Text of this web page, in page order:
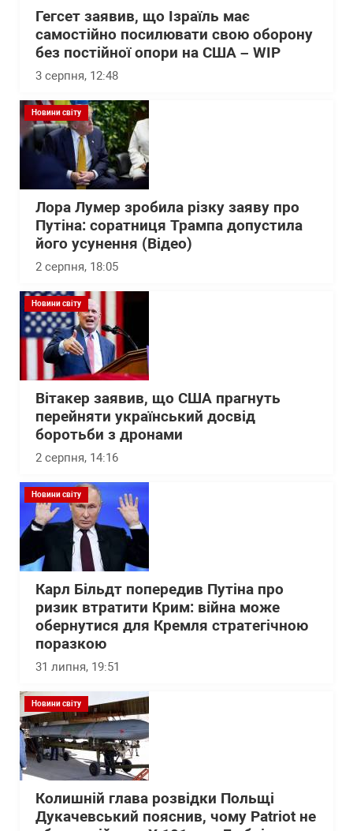
Гегсет заявив, що Ізраїль має
самостійно посилювати свою оборону
без постійної опори на США – WІP
3 серпня, 12:48
Новини світу
Лора Лумер зробила різку заяву про
Путіна: соратниця Трампа допустила
його усунення (Відео)
2 серпня, 18:05
Новини світу
Вітакер заявив, що США прагнуть
перейняти український досвід
боротьби з дронами
2 серпня, 14:16
Новини світу
Карл Більдт попередив Путіна про
ризик втратити Крим: війна може
обернутися для Кремля стратегічною
поразкою
31 липня, 19:51
Новини світу
Колишній глава розвідки Польщі
Дукачевський пояснив, чому Patriot не